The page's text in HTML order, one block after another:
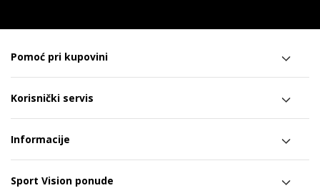
Pomoć pri kupovini
Korisnički servis
Informacije
Sport Vision ponude